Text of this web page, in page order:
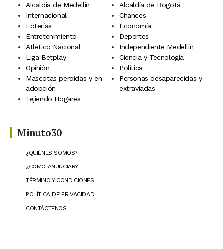
Alcaldía de Medellín
Alcaldía de Bogotá
Internacional
Chances
Loterías
Economía
Entretenimiento
Deportes
Atlético Nacional
Independiente Medellín
Liga Betplay
Ciencia y Tecnología
Opinión
Política
Mascotas perdidas y en
adopción
Personas desaparecidas y
extraviadas
Tejiendo Hogares
Minuto30
¿QUIÉNES SOMOS?
¿CÓMO ANUNCIAR?
TÉRMINO Y CONDICIONES
POLÍTICA DE PRIVACIDAD
CONTÁCTENOS